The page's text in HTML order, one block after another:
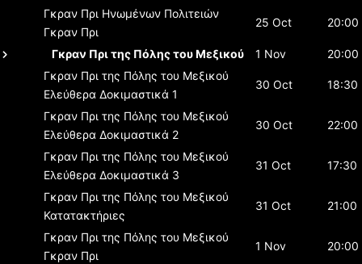
Γκραν Πρι Ηνωμένων Πολιτειών
Γκραν Πρι
25 Oct 20:00
Γκραν Πρι της Πόλης του Μεξικού 1 Nov
20:00
Γκραν Πρι της Πόλης του Μεξικού
Ελεύθερα Δοκιμαστικά 1
30 Oct 18:30
Γκραν Πρι της Πόλης του Μεξικού
Ελεύθερα Δοκιμαστικά 2
30 Oct 22:00
Γκραν Πρι της Πόλης του Μεξικού
Ελεύθερα Δοκιμαστικά 3
31 Oct 17:30
Γκραν Πρι της Πόλης του Μεξικού
Κατατακτήριες
31 Oct 21:00
Γκραν Πρι της Πόλης του Μεξικού
Γκραν Πρι
1 Nov 20:00